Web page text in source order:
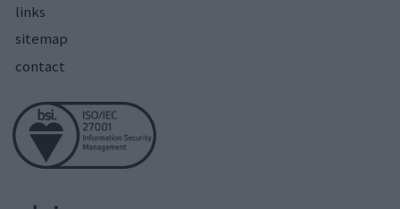
links
sitemap
contact